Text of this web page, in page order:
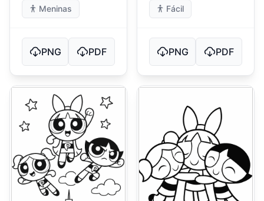
Meninas
PNG PDF
Fácil
PNG PDF